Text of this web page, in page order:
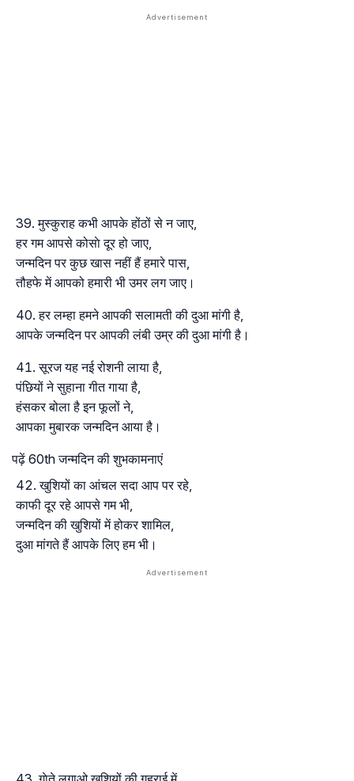
मुस्कुराह कभी आपके होंठों से न जाए,
हर गम आपसे कोसाे दूर हो जाए,
जन्मदिन पर कुछ खास नहीं हैं हमारे पास,
तौहफे में आपको हमारी भी उमर लग जाए।
हर लम्हा हमने आपकी सलामती की दुआ मांगी है,
आपके जन्मदिन पर आपकी लंबी उम्र की दुआ मांगी है।
सूरज यह नई रोशनी लाया है,
पंछियों ने सुहाना गीत गाया है,
हंसकर बोला है इन फूलों ने,
आपका मुबारक जन्मदिन आया है।
पढ़ें 60th जन्मदिन की शुभकामनाएं
खुशियों का आंचल सदा आप पर रहे,
काफी दूर रहे आपसे गम भी,
जन्मदिन की खुशियों में होकर शामिल,
दुआ मांगते हैं आपके लिए हम भी।